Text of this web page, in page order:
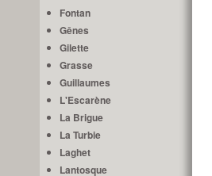
Fontan
Gênes
Gilette
Grasse
Guillaumes
L'Escarène
La Brigue
La Turbie
Laghet
Lantosque